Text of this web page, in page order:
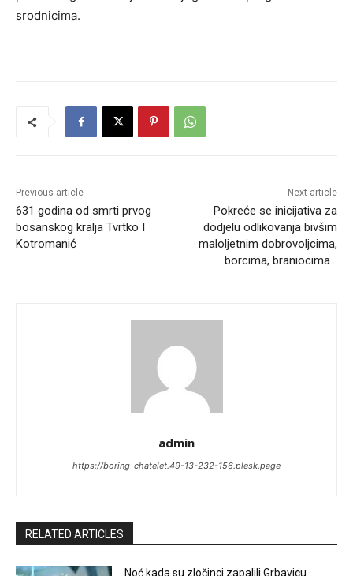
srodnicima.
Previous article
631 godina od smrti prvog
bosanskog kralja Tvrtko I
Kotromanić
Next article
Pokreće se inicijativa za
dodjelu odlikovanja bivšim
maloljetnim dobrovoljcima,
borcima, braniocima…
admin
https://boring-chatelet.49-13-232-156.plesk.page
RELATED ARTICLES
Noć kada su zločinci zapalili Grbavicu